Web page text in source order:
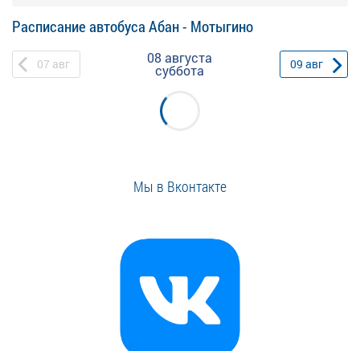
Расписание автобуса Абан - Мотыгино
07 авг 08 августа
суббота 09 авг
Мы в Вконтакте